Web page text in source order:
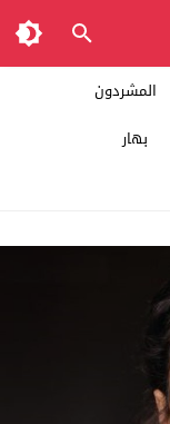
المشردون
بهار